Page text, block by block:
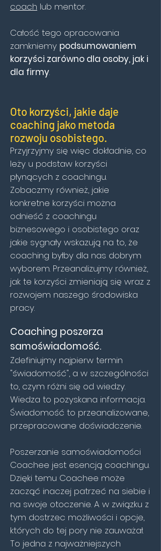
coach lub mentor.
Całość tego opracowania
zamkniemy podsumowaniem
korzyści zarówno dla osoby, jak i
dla firmy.
Oto korzyści, jakie daje
coaching jako metoda
rozwoju osobistego.
Przyjrzyjmy się więc dokładnie, co
leży u podstaw korzyści
płynących z coachingu.
Zobaczmy również, jakie
konkretne korzyści można
odnieść z coachingu
biznesowego i osobistego oraz
jakie sygnały wskazują na to, że
coaching byłby dla nas dobrym
wyborem. Przeanalizujmy również,
jak te korzyści zmieniają się wraz z
rozwojem naszego środowiska
pracy.
Coaching poszerza
samoświadomość.
Zdefiniujmy najpierw termin
"świadomość", a w szczególności
to, czym różni się od wiedzy.
Wiedza to pozyskana informacja.
Świadomość to przeanalizowane,
przepracowane doświadczenie.
Poszerzanie samoświadomości
Coachee jest esencją coachingu.
Dzięki temu Coachee może
zacząć inaczej patrzeć na siebie i
na swoje otoczenie. A w związku z
tym dostrzec możliwości i opcje,
których do tej pory nie zauważał.
To jedna z najważniejszych